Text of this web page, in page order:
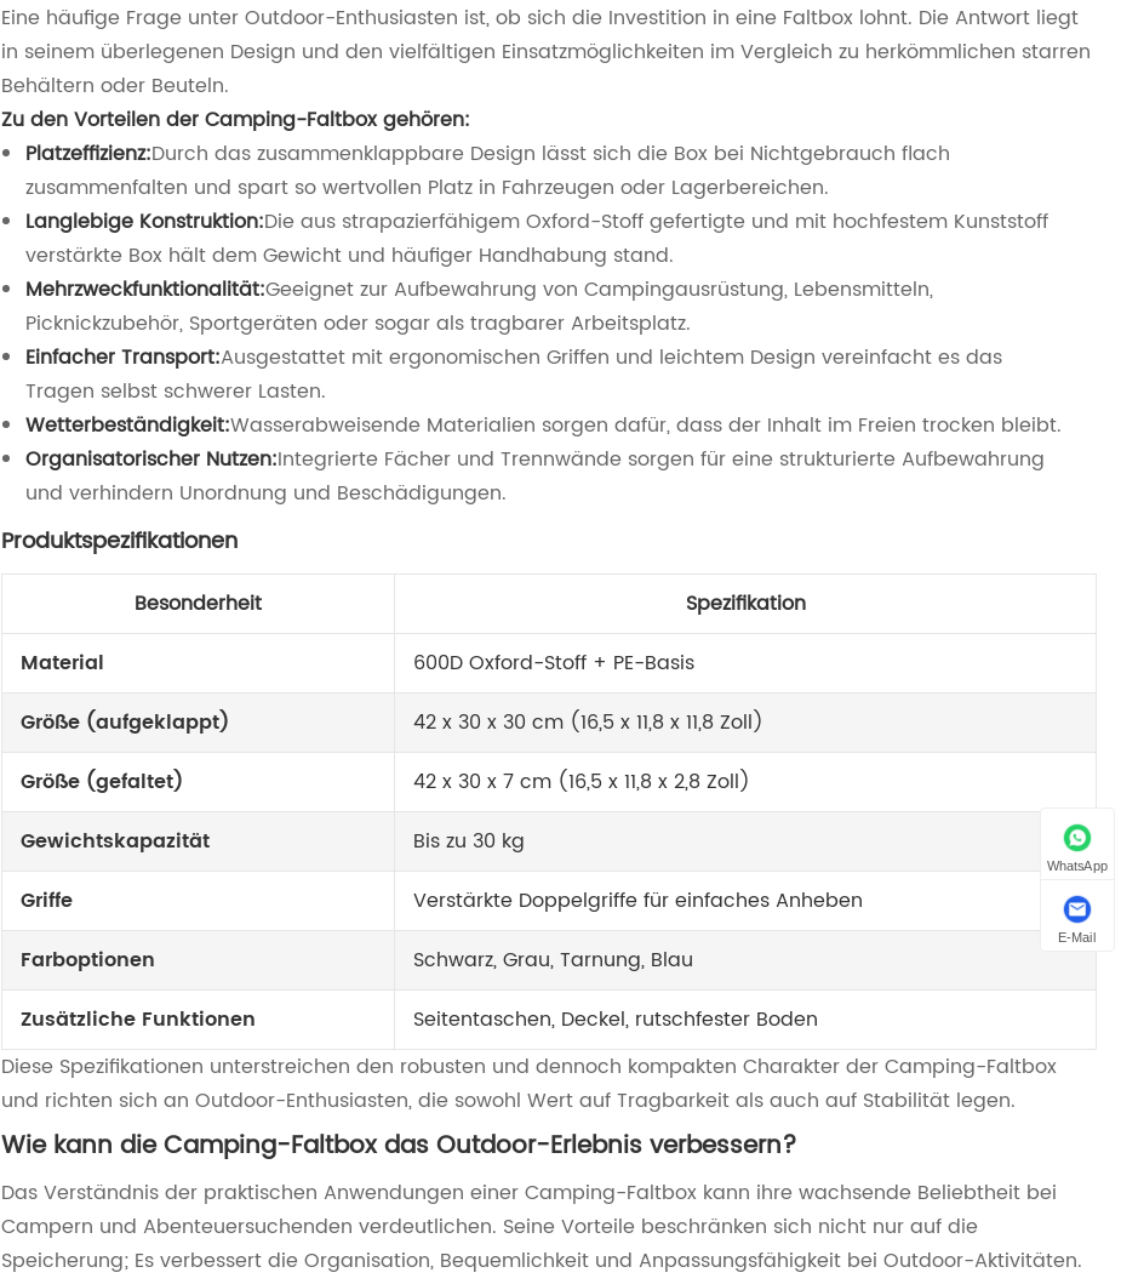
Eine häufige Frage unter Outdoor-Enthusiasten ist, ob sich die Investition in eine Faltbox lohnt. Die Antwort liegt
in seinem überlegenen Design und den vielfältigen Einsatzmöglichkeiten im Vergleich zu herkömmlichen starren
Behältern oder Beuteln.
Zu den Vorteilen der Camping-Faltbox gehören:
Platzeffizienz:Durch das zusammenklappbare Design lässt sich die Box bei Nichtgebrauch flach
zusammenfalten und spart so wertvollen Platz in Fahrzeugen oder Lagerbereichen.
Langlebige Konstruktion:Die aus strapazierfähigem Oxford-Stoff gefertigte und mit hochfestem Kunststoff
verstärkte Box hält dem Gewicht und häufiger Handhabung stand.
Mehrzweckfunktionalität:Geeignet zur Aufbewahrung von Campingausrüstung, Lebensmitteln,
Picknickzubehör, Sportgeräten oder sogar als tragbarer Arbeitsplatz.
Einfacher Transport:Ausgestattet mit ergonomischen Griffen und leichtem Design vereinfacht es das
Tragen selbst schwerer Lasten.
Wetterbeständigkeit:Wasserabweisende Materialien sorgen dafür, dass der Inhalt im Freien trocken bleibt.
Organisatorischer Nutzen:Integrierte Fächer und Trennwände sorgen für eine strukturierte Aufbewahrung
und verhindern Unordnung und Beschädigungen.
Produktspezifikationen
Besonderheit
Spezifikation
Material
600D Oxford-Stoff + PE-Basis
Größe (aufgeklappt)
42 x 30 x 30 cm (16,5 x 11,8 x 11,8 Zoll)
Größe (gefaltet)
42 x 30 x 7 cm (16,5 x 11,8 x 2,8 Zoll)
Gewichtskapazität
Bis zu 30 kg
Griffe
Verstärkte Doppelgriffe für einfaches Anheben
Farboptionen
Schwarz, Grau, Tarnung, Blau
Zusätzliche Funktionen
Seitentaschen, Deckel, rutschfester Boden
Diese Spezifikationen unterstreichen den robusten und dennoch kompakten Charakter der Camping-Faltbox
und richten sich an Outdoor-Enthusiasten, die sowohl Wert auf Tragbarkeit als auch auf Stabilität legen.
Wie kann die Camping-Faltbox das Outdoor-Erlebnis verbessern?
Das Verständnis der praktischen Anwendungen einer Camping-Faltbox kann ihre wachsende Beliebtheit bei
Campern und Abenteuersuchenden verdeutlichen. Seine Vorteile beschränken sich nicht nur auf die
Speicherung; Es verbessert die Organisation, Bequemlichkeit und Anpassungsfähigkeit bei Outdoor-Aktivitäten.
WhatsApp
E-Mail